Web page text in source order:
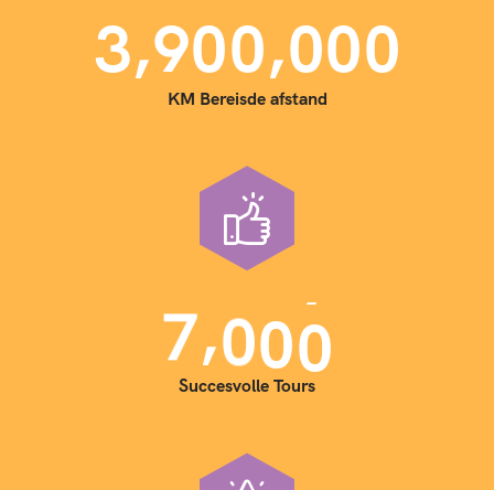
3,900,000
KM Bereisde afstand
7,000
Succesvolle Tours